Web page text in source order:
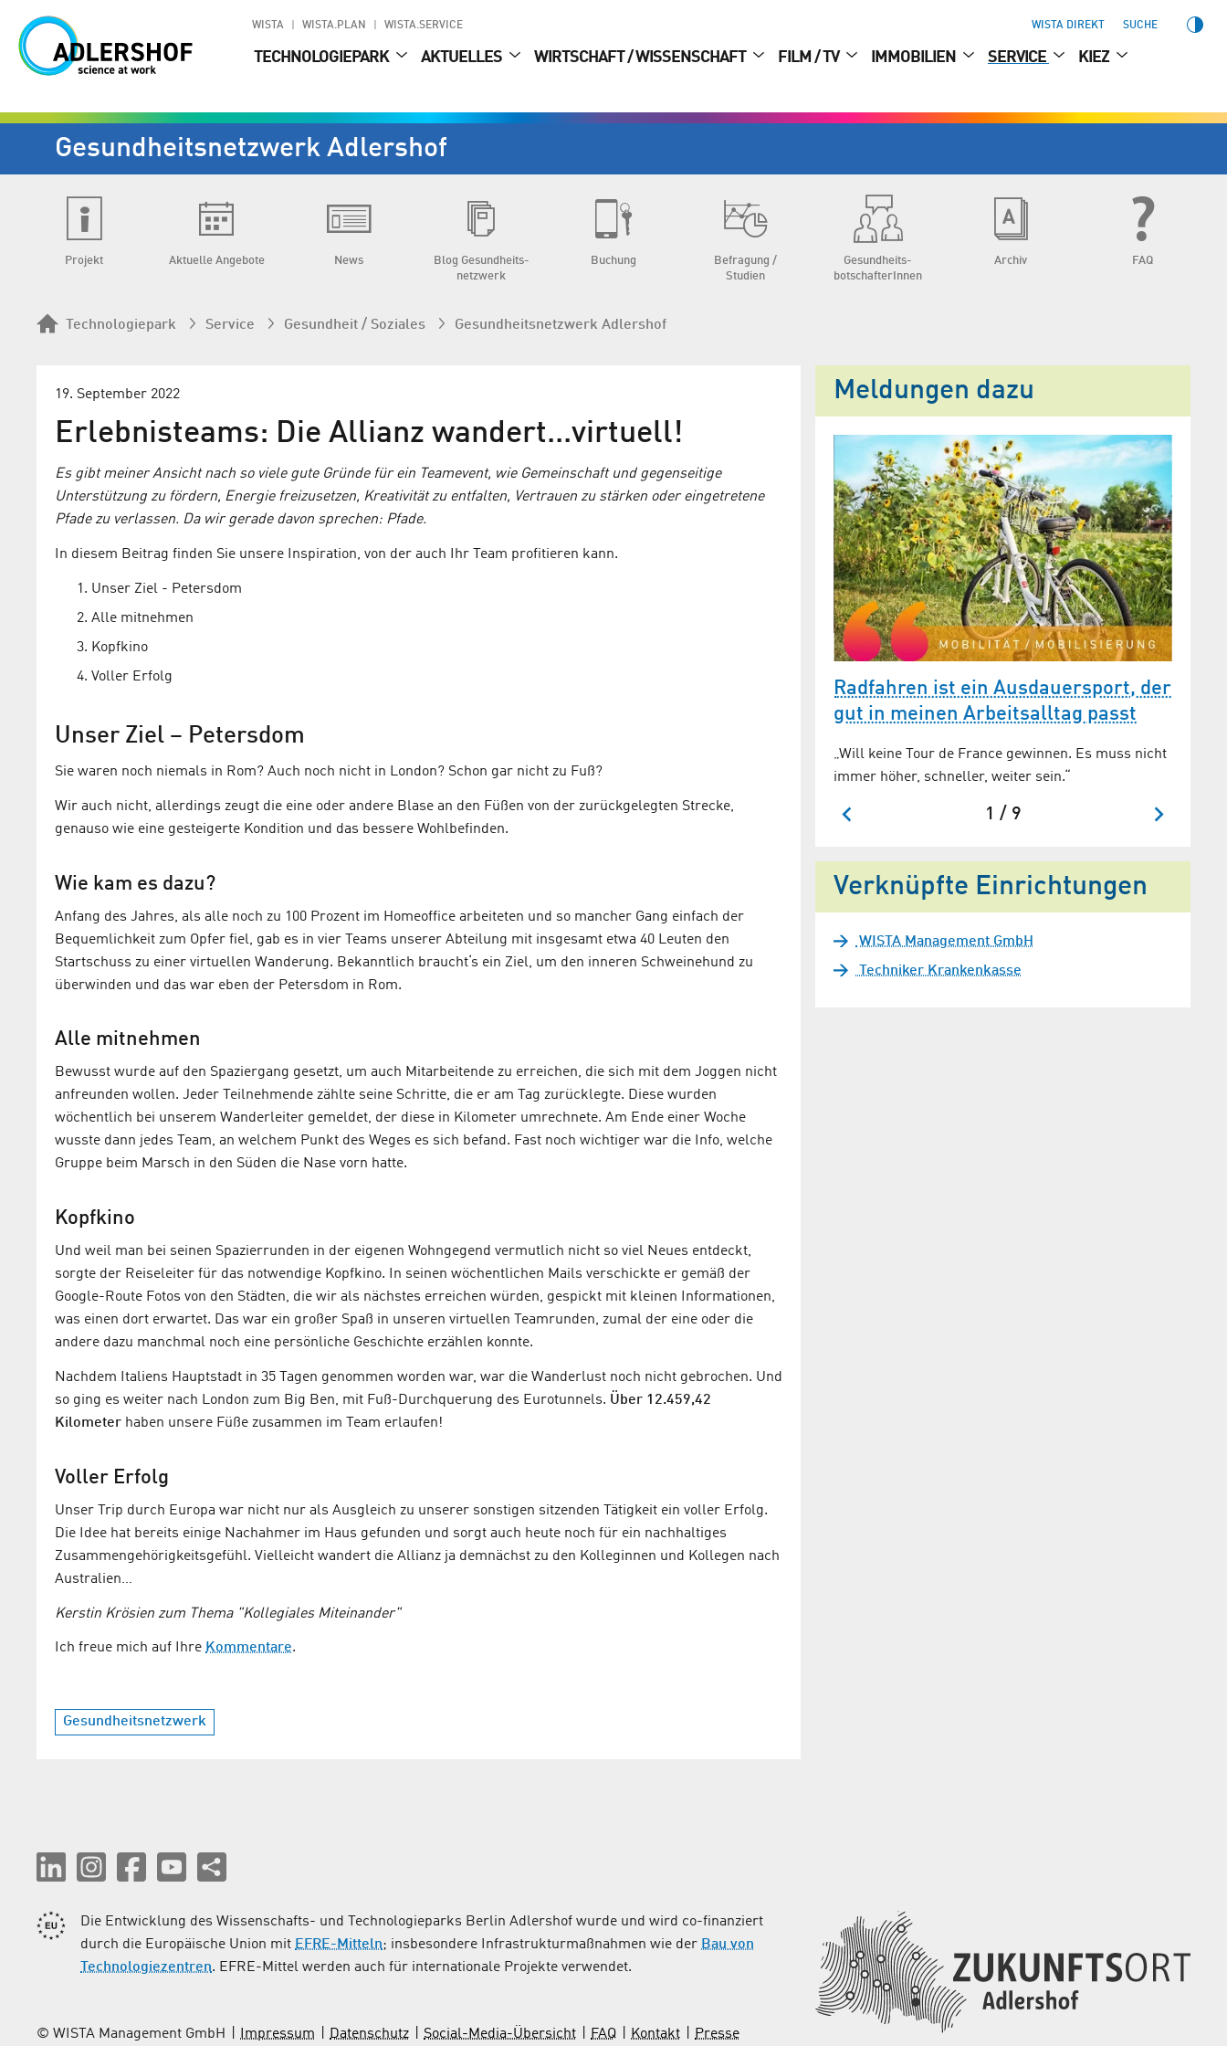
WISTA WISTA.PLAN WISTA.SERVICE WISTA DIREKT SUCHE
TECHNOLOGIEPARK AKTUELLES WIRTSCHAFT / WISSENSCHAFT FILM / TV IMMOBILIEN SERVICE KIEZ
Gesundheits­netzwerk Adlershof
Projekt Aktuelle Angebote News
Blog Gesundheits­
netzwerk
Buchung
Befragung /
Studien
Gesundheits­
botschafterInnen
Archiv FAQ
Technologiepark Service Gesundheit / Soziales Gesundheits­netzwerk Adlershof
19. September 2022
Erlebnisteams: Die Allianz wandert…virtuell!
Es gibt meiner Ansicht nach so viele gute Gründe für ein Teamevent, wie Gemeinschaft und gegenseitige
Unterstützung zu fördern, Energie freizusetzen, Kreativität zu entfalten, Vertrauen zu stärken oder eingetretene
Pfade zu verlassen. Da wir gerade davon sprechen: Pfade.
In diesem Beitrag finden Sie unsere Inspiration, von der auch Ihr Team profitieren kann.
Unser Ziel - Petersdom
Alle mitnehmen
Kopfkino
Voller Erfolg
Unser Ziel – Petersdom
Sie waren noch niemals in Rom? Auch noch nicht in London? Schon gar nicht zu Fuß?
Wir auch nicht, allerdings zeugt die eine oder andere Blase an den Füßen von der zurückgelegten Strecke,
genauso wie eine gesteigerte Kondition und das bessere Wohlbefinden.
Wie kam es dazu?
Anfang des Jahres, als alle noch zu 100 Prozent im Homeoffice arbeiteten und so mancher Gang einfach der
Bequemlichkeit zum Opfer fiel, gab es in vier Teams unserer Abteilung mit insgesamt etwa 40 Leuten den
Startschuss zu einer virtuellen Wanderung. Bekanntlich braucht‘s ein Ziel, um den inneren Schweinehund zu
überwinden und das war eben der Petersdom in Rom.
Alle mitnehmen
Bewusst wurde auf den Spaziergang gesetzt, um auch Mitarbeitende zu erreichen, die sich mit dem Joggen nicht
anfreunden wollen. Jeder Teilnehmende zählte seine Schritte, die er am Tag zurücklegte. Diese wurden
wöchentlich bei unserem Wanderleiter gemeldet, der diese in Kilometer umrechnete. Am Ende einer Woche
wusste dann jedes Team, an welchem Punkt des Weges es sich befand. Fast noch wichtiger war die Info, welche
Gruppe beim Marsch in den Süden die Nase vorn hatte.
Kopfkino
Und weil man bei seinen Spazierrunden in der eigenen Wohngegend vermutlich nicht so viel Neues entdeckt,
sorgte der Reiseleiter für das notwendige Kopfkino. In seinen wöchentlichen Mails verschickte er gemäß der
Google-Route Fotos von den Städten, die wir als nächstes erreichen würden, gespickt mit kleinen Informationen,
was einen dort erwartet. Das war ein großer Spaß in unseren virtuellen Teamrunden, zumal der eine oder die
andere dazu manchmal noch eine persönliche Geschichte erzählen konnte.
Nachdem Italiens Hauptstadt in 35 Tagen genommen worden war, war die Wanderlust noch nicht gebrochen. Und
so ging es weiter nach London zum Big Ben, mit Fuß-Durchquerung des Eurotunnels. Über 12.459,42
Kilometer haben unsere Füße zusammen im Team erlaufen!
Voller Erfolg
Unser Trip durch Europa war nicht nur als Ausgleich zu unserer sonstigen sitzenden Tätigkeit ein voller Erfolg.
Die Idee hat bereits einige Nachahmer im Haus gefunden und sorgt auch heute noch für ein nachhaltiges
Zusammengehörigkeitsgefühl. Vielleicht wandert die Allianz ja demnächst zu den Kolleginnen und Kollegen nach
Australien…
Kerstin Krösien zum Thema "Kollegiales Miteinander"
Ich freue mich auf Ihre Kommentare.
Gesundheitsnetzwerk
Meldungen dazu
Bewegte Pause am Arbeitsplatz –
Zeitverschwendung oder eine
gesunde Abwechslung?
Radfahren ist ein Ausdauersport, der
gut in meinen Arbeitsalltag passt
„Will keine Tour de France gewinnen. Es muss nicht
immer höher, schneller, weiter sein.“
1 / 9
Verknüpfte Einrichtungen
WISTA Management GmbH
Techniker Krankenkasse
Die Entwicklung des Wissenschafts- und Technologieparks Berlin Adlershof wurde und wird co-finanziert
durch die Europäische Union mit EFRE-Mitteln; insbesondere Infrastrukturmaßnahmen wie der Bau von
Technologiezentren. EFRE-Mittel werden auch für internationale Projekte verwendet.
© WISTA Management GmbH Impressum Datenschutz Social-Media-Übersicht FAQ Kontakt Presse